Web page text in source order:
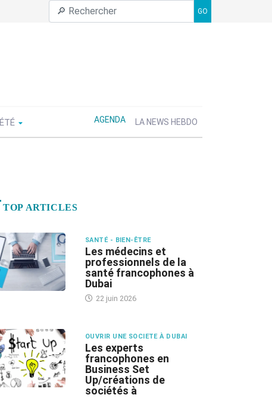
GO
AGENDA LA NEWS HEBDO
TOP ARTICLES
SANTÉ - BIEN-ÊTRE
Les médecins et
professionnels de la
santé francophones à
Dubai
22 juin 2026
OUVRIR UNE SOCIETE À DUBAI
Les experts
francophones en
Business Set
Up/créations de
sociétés à